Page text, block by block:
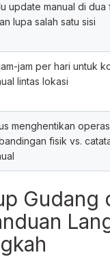
update manual di dua
lupa salah satu sisi
jam per hari untuk
lintas lokasi
menghentikan
fisik vs.
Gudang